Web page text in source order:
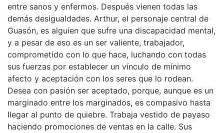
entre sanos y enfermos. Después vienen todas las
demás desigualdades. Arthur, el personaje central de
Guasón, es alguien que sufre una discapacidad mental,
y a pesar de eso es un ser valiente, trabajador,
comprometido con lo que hace, luchando con todas
sus fuerzas por establecer un vínculo de mínimo
afecto y aceptación con los seres que lo rodean.
Desea con pasión ser aceptado, porque, aunque es un
marginado entre los marginados, es compasivo hasta
llegar al punto de quiebre. Trabaja vestido de payaso
haciendo promociones de ventas en la calle. Sus